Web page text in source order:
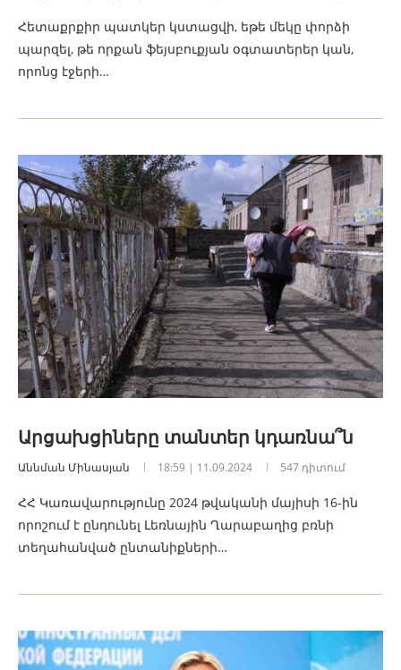
Հետաքրքիր պատկեր կստացվի, եթե մեկը փորձի
պարզել, թե որքան ֆեյսբուքյան օգտատերեր կան,
որոնց էջերի…
Արցախցիները տանտեր կդառնա՞ն
Աննման Մինասյան 18:59 | 11.09.2024 547 դիտում
ՀՀ Կառավարությունը 2024 թվականի մայիսի 16-ին
որոշում է ընդունել Լեռնային Ղարաբաղից բռնի
տեղահանված ընտանիքների…